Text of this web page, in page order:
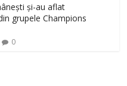
și-au aflat
grupele Champions
0